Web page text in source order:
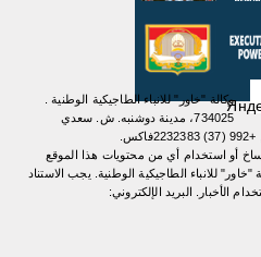
وكالة "خاور" للانباء الطاجيكية الوطنية .
734025، مدينة دوشنبه. ش. سعدي
أو استخدام أي من محتويات هذا الموقع
للانباء الطاجيكية الوطنية. یجب الاستناد
الأخبار. البريد الإلكتروني: